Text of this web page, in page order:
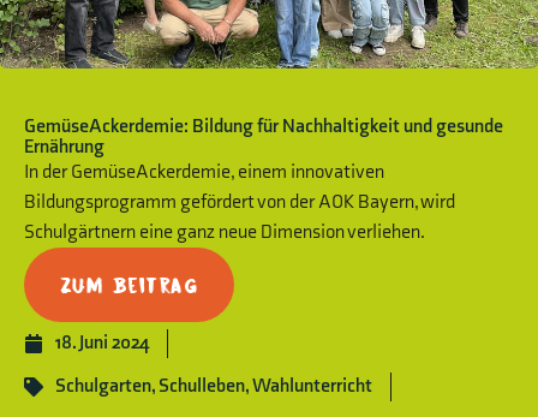
GemüseAckerdemie: Bildung für Nachhaltigkeit und gesunde
Ernährung
In der GemüseAckerdemie, einem innovativen
Bildungsprogramm gefördert von der AOK Bayern, wird
Schulgärtnern eine ganz neue Dimension verliehen.
Zum Beitrag
18. Juni 2024
Schulgarten, Schulleben,Wahlunterricht